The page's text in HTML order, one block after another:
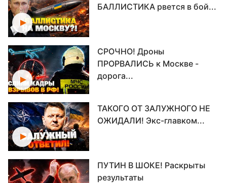
БАЛЛИСТИКА рвется в бой...
СРОЧНО! Дроны
ПРОРВАЛИСЬ к Москве -
дорога...
ТАКОГО ОТ ЗАЛУЖНОГО НЕ
ОЖИДАЛИ! Экс-главком...
ПУТИН В ШОКЕ! Раскрыты
результаты